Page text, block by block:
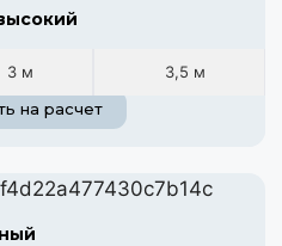
3 м
3,5 м
на расчет